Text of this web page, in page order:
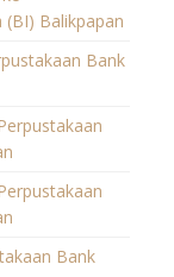
Balikpapan
Bank
Bank